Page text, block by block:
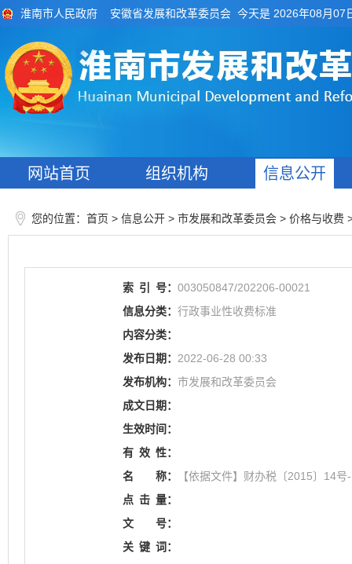
淮南市人民政府 安徽省发展和改革委员会 今天是 2026年08月07
网站首页 组织机构 信息公开
您的位置： 首页 > 信息公开 > 市发展和改革委员会 > 价格与收费
索 引 号： 003050847/202206-00021
信息分类： 行政事业性收费标准
内容分类：
发布日期： 2022-06-28 00:33
发布机构： 市发展和改革委员会
成文日期：
生效时间：
有 效 性：
名
称：
【依据文件】财办税〔2015〕14
点 击 量：
文
号：
关 键 词：